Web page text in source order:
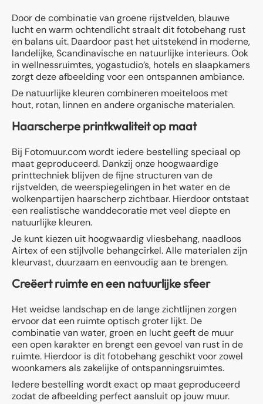
Door de combinatie van groene rijstvelden, blauwe
lucht en warm ochtendlicht straalt dit fotobehang rust
en balans uit. Daardoor past het uitstekend in moderne,
landelijke, Scandinavische en natuurlijke interieurs. Ook
in wellnessruimtes, yogastudio’s, hotels en slaapkamers
zorgt deze afbeelding voor een ontspannen ambiance.
De natuurlijke kleuren combineren moeiteloos met
hout, rotan, linnen en andere organische materialen.
Haarscherpe printkwaliteit op maat
Bij Fotomuur.com wordt iedere bestelling speciaal op
maat geproduceerd. Dankzij onze hoogwaardige
printtechniek blijven de fijne structuren van de
rijstvelden, de weerspiegelingen in het water en de
wolkenpartijen haarscherp zichtbaar. Hierdoor ontstaat
een realistische wanddecoratie met veel diepte en
natuurlijke kleuren.
Je kunt kiezen uit hoogwaardig vliesbehang, naadloos
Airtex of een stijlvolle behangcirkel. Alle materialen zijn
kleurvast, duurzaam en eenvoudig aan te brengen.
Creëert ruimte en een natuurlijke sfeer
Het weidse landschap en de lange zichtlijnen zorgen
ervoor dat een ruimte optisch groter lijkt. De
combinatie van water, groen en lucht geeft de muur
een open karakter en brengt een gevoel van rust in de
ruimte. Hierdoor is dit fotobehang geschikt voor zowel
woonkamers als zakelijke of ontspanningsruimtes.
Iedere bestelling wordt exact op maat geproduceerd
zodat de afbeelding perfect aansluit op jouw muur.